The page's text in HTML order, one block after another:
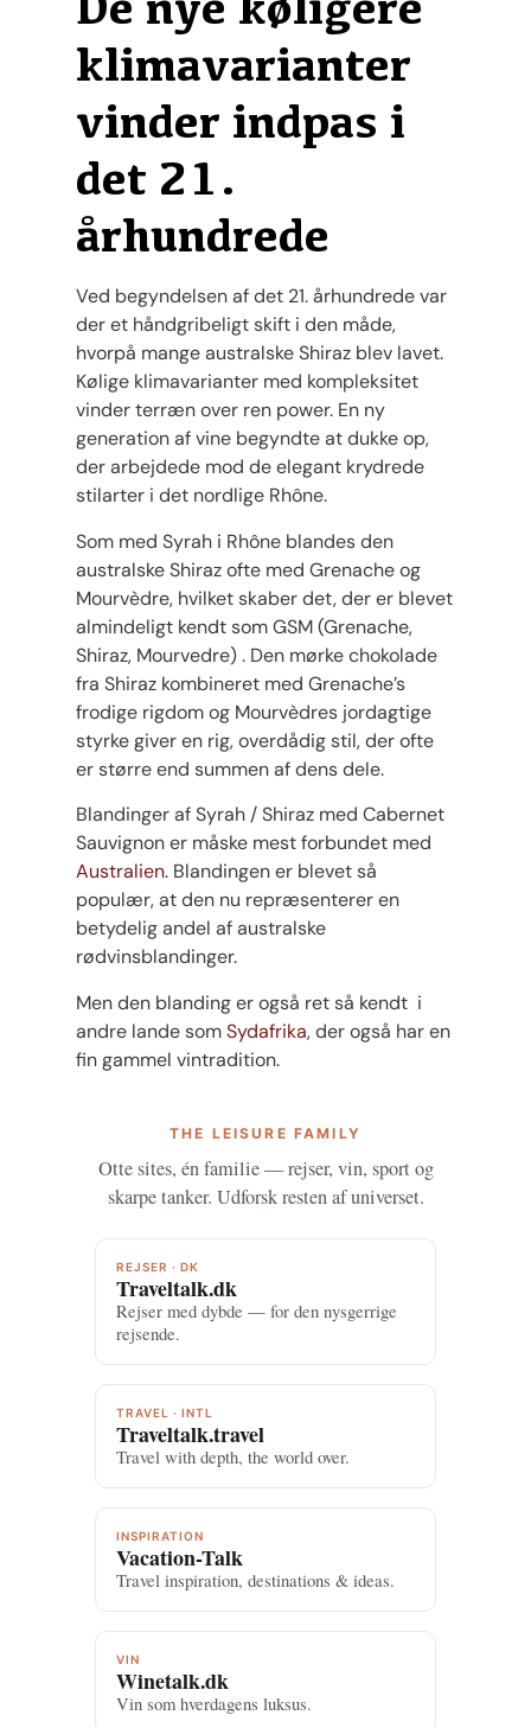
klimavarianter
vinder indpas i
det 21.
århundrede
Ved begyndelsen af ​​det 21. århundrede var
der et håndgribeligt skift i den måde,
hvorpå mange australske Shiraz blev lavet.
Kølige klimavarianter med kompleksitet
vinder terræn over ren power. En ny
generation af vine begyndte at dukke op,
der arbejdede mod de elegant krydrede
stilarter i det nordlige Rhône.
Som med Syrah i Rhône blandes den
australske Shiraz ofte med Grenache og
Mourvèdre, hvilket skaber det, der er blevet
almindeligt kendt som GSM (Grenache,
Shiraz, Mourvedre) . Den mørke chokolade
fra Shiraz kombineret med Grenache’s
frodige rigdom og Mourvèdres jordagtige
styrke giver en rig, overdådig stil, der ofte
er større end summen af ​​dens dele.
Blandinger af Syrah / Shiraz med Cabernet
Sauvignon er måske mest forbundet med
Australien. Blandingen er blevet så
populær, at den nu repræsenterer en
betydelig andel af australske
rødvinsblandinger.
Men den blanding er også ret så kendt i
andre lande somSydafrika, der også har en
fin gammel vintradition.
THE LEISURE FAMILY
Otte sites, én familie — rejser, vin, sport og
skarpe tanker. Udforsk resten af universet.
REJSER · DK
Traveltalk.dk
Rejser med dybde — for den nysgerrige
rejsende.
TRAVEL · INTL
Traveltalk.travel
Travel with depth, the world over.
INSPIRATION
Vacation-Talk
Travel inspiration, destinations & ideas.
VIN
Winetalk.dk
Vin som hverdagens luksus.